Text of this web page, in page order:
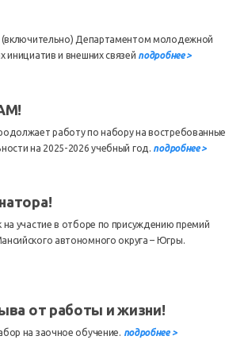
(включительно) Департаментом молодежной
инициатив и внешних связей подробнее >
работу по набору на востребованные
на 2025-2026 учебный год. подробнее >
на участие в отборе по присуждению премий
автономного округа – Югры.
от работы и жизни!
на заочное обучение. подробнее >